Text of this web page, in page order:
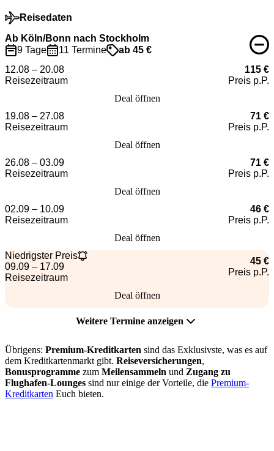
Reisedaten
Ab Köln/Bonn nach Stockholm
9 Tage
11 Termine
ab 45 €
12.08 – 20.08
Reisezeitraum
115 €
Preis p.P.
Deal öffnen
19.08 – 27.08
Reisezeitraum
71 €
Preis p.P.
Deal öffnen
26.08 – 03.09
Reisezeitraum
71 €
Preis p.P.
Deal öffnen
02.09 – 10.09
Reisezeitraum
46 €
Preis p.P.
Deal öffnen
Niedrigster Preis
09.09 – 17.09
Reisezeitraum
45 €
Preis p.P.
Deal öffnen
Weitere Termine anzeigen
Übrigens: Premium-Kreditkarten sind das Exklusivste, was es auf
dem Kreditkartenmarkt gibt. Reiseversicherungen,
Bonusprogramme zum Meilensammeln und Zugang zu
Flughafen-Lounges sind nur einige der Vorteile, die Premium-
Kreditkarten Euch bieten.